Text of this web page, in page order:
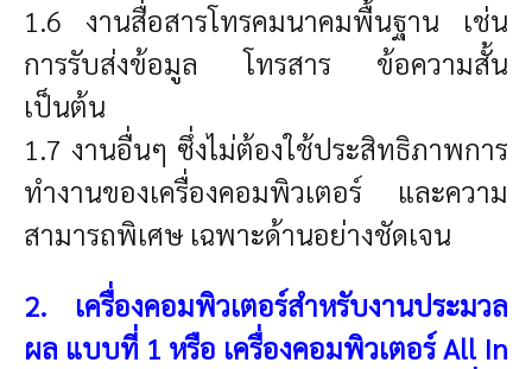
1.6 งานสื่อสารโทรคมนาคมพื้นฐาน เช่น
การรับส่งข้อมูล โทรสาร ข้อความสั้น
เป็นต้น
1.7 งานอื่นๆ ซึ่งไม่ต้องใช้ประสิทธิภาพการ
ทำงานของเครื่องคอมพิวเตอร์ และความ
สามารถพิเศษ เฉพาะด้านอย่างชัดเจน
2. เครื่องคอมพิวเตอร์สำหรับงานประมวล
ผล แบบที่ 1 หรือ เครื่องคอมพิวเตอร์ All In